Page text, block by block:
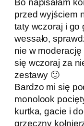
przed wyjściem
taty wczoraj i go
wessało,
nie w moderację
się wczoraj za
zestawy 🙂
Bardzo mi się
monolook
kurtka, gacie i
grzeczny